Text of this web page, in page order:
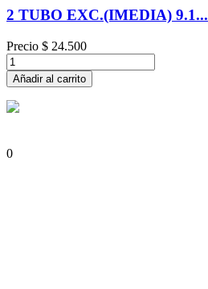
2 TUBO EXC.(IMEDIA) 9.1...
Precio $ 24.500
Añadir al carrito
0